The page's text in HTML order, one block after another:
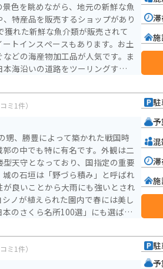
色を眺めながら、地元の新鮮な魚
特産品を販売するショップがあり
トインスペースもあります。お土
どの海産物加工品が人気です。ま
海沿いの道路をツーリングするの
しめ、バイク乗りにとって人気の
滞
施
コミ1件）
甥、勝豊によって築かれた戦国時
の中でも特に有名です。外観は二
天守となっており、国指定の重要
の石垣は「野づら積み」と呼ばれ
良いことから大雨にも強いとされ
のさくら名所100選」にも選ばれ
選定されており、その歴史と美し
ポットです。
駐
予
混
滞
施
コミ1件） 駐
予